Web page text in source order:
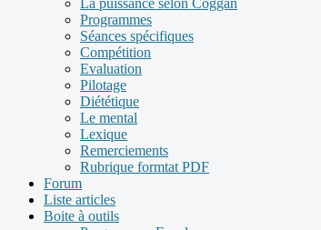
Programmes
Séances spécifiques
Compétition
Evaluation
Pilotage
Diététique
Le mental
Lexique
Remerciements
Rubrique formtat PDF
Forum
Liste articles
Boite à outils